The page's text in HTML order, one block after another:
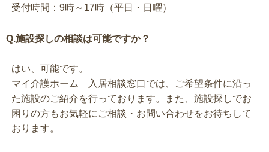
受付時間：9時～17時（平日・日曜）
Q.施設探しの相談は可能ですか？
はい、可能です。
マイ介護ホーム 入居相談窓口では、ご希望条件に沿っ
た施設のご紹介を行っております。また、施設探しでお
困りの方もお気軽にご相談・お問い合わせをお待ちして
おります。